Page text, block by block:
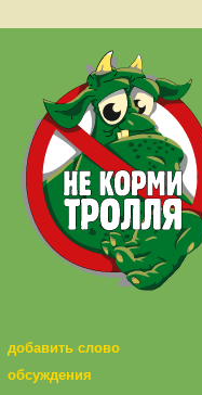
добавить слово
обсуждения